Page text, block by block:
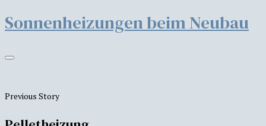
Sonnenheizungen beim Neubau
Previous Story